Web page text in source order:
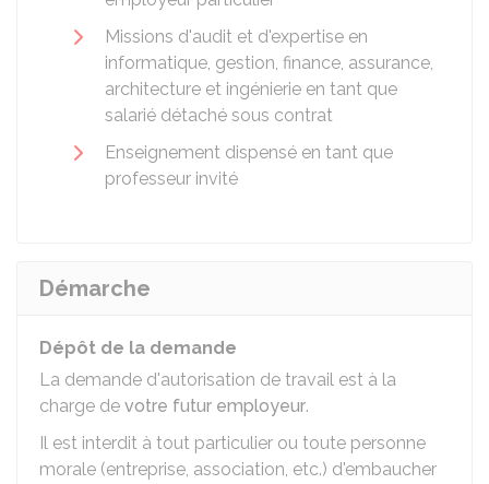
Missions d'audit et d'expertise en
informatique, gestion, finance, assurance,
architecture et ingénierie en tant que
salarié détaché sous contrat
Enseignement dispensé en tant que
professeur invité
Démarche
Dépôt de la demande
La demande d'autorisation de travail est à la
charge de votre futur employeur.
Il est interdit à tout particulier ou toute personne
morale (entreprise, association, etc.) d'embaucher